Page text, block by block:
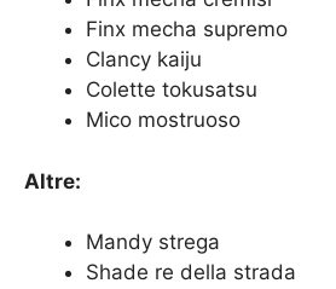
Finx mecha supremo
Clancy kaiju
Colette tokusatsu
Mico mostruoso
Altre:
Mandy strega
Shade re della strada